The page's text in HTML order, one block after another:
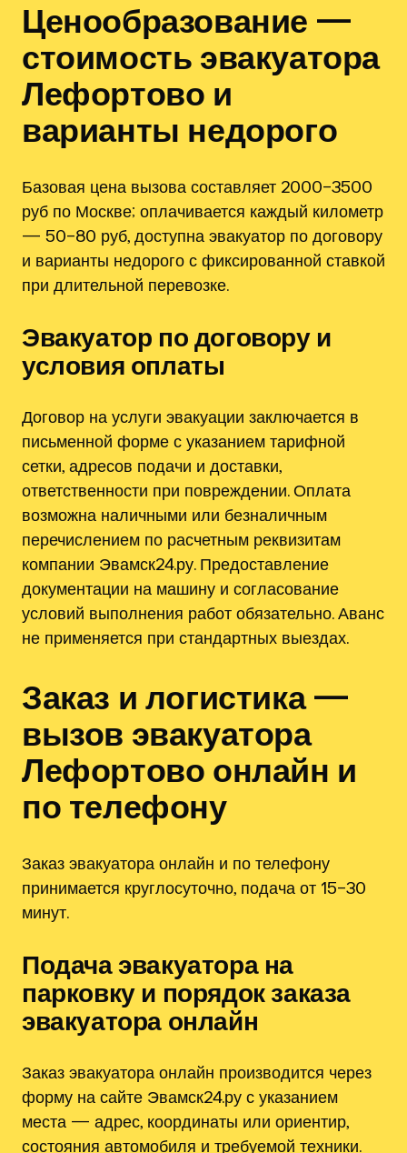
Ценообразование —
стоимость эвакуатора
Лефортово и
варианты недорого
Базовая цена вызова составляет 2000–3500
руб по Москве; оплачивается каждый километр
— 50–80 руб, доступна эвакуатор по договору
и варианты недорого с фиксированной ставкой
при длительной перевозке.
Эвакуатор по договору и
условия оплаты
Договор на услуги эвакуации заключается в
письменной форме с указанием тарифной
сетки, адресов подачи и доставки,
ответственности при повреждении. Оплата
возможна наличными или безналичным
перечислением по расчетным реквизитам
компании Эвамск24.ру. Предоставление
документации на машину и согласование
условий выполнения работ обязательно. Аванс
не применяется при стандартных выездах.
Заказ и логистика —
вызов эвакуатора
Лефортово онлайн и
по телефону
Заказ эвакуатора онлайн и по телефону
принимается круглосуточно, подача от 15–30
минут.
Подача эвакуатора на
парковку и порядок заказа
эвакуатора онлайн
Заказ эвакуатора онлайн производится через
форму на сайте Эвамск24.ру с указанием
места — адрес, координаты или ориентир,
состояния автомобиля и требуемой техники.